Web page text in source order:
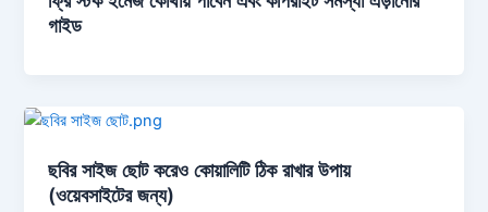
গাইড
ছবির সাইজ ছোট করেও কোয়ালিটি ঠিক রাখার উপায়
(ওয়েবসাইটের জন্য)